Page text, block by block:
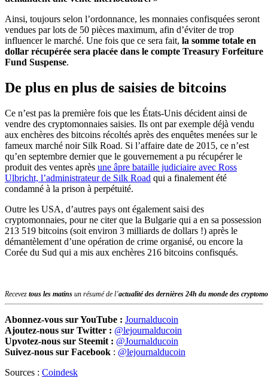
Ainsi, toujours selon l’ordonnance, les monnaies confisquées seront
vendues par lots de 50 pièces maximum, afin d’éviter de trop
influencer le marché. Une fois que ce sera fait, la somme totale en
dollar récupérée sera placée dans le compte Treasury Forfeiture
Fund Suspense.
De plus en plus de saisies de bitcoins
Ce n’est pas la première fois que les États-Unis décident ainsi de
vendre des cryptomonnaies saisies. Ils ont par exemple déjà vendu
aux enchères des bitcoins récoltés après des enquêtes menées sur le
fameux marché noir Silk Road. Si l’affaire date de 2015, ce n’est
qu’en septembre dernier que le gouvernement a pu récupérer le
produit des ventes après une âpre bataille judiciaire avec Ross
Ulbricht, l’administrateur de Silk Road qui a finalement été
condamné à la prison à perpétuité.
Outre les USA, d’autres pays ont également saisi des
cryptomonnaies, pour ne citer que la Bulgarie qui a en sa possession
213 519 bitcoins (soit environ 3 milliards de dollars !) après le
démantèlement d’une opération de crime organisé, ou encore la
Corée du Sud qui a mis aux enchères 216 bitcoins confisqués.
Recevez tous les matins un résumé de l’actualité des dernières 24h du monde des
Abonnez-vous sur YouTube : Journalducoin
Ajoutez-nous sur Twitter : @lejournalducoin
Upvotez-nous sur Steemit : @Journalducoin
Suivez-nous sur Facebook : @lejournalducoin
Sources : Coindesk